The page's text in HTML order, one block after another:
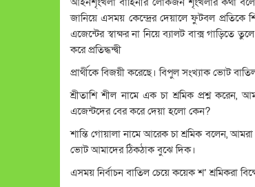
জানিয়ে এসময় কেন্দ্রের দেয়ালে ফুটবল
এজেন্টের স্বাক্ষর না নিয়ে ব্যালট বাক্স গাড়িতে
করে প্রতিদ্ধন্দ্বী
প্রার্থীকে বিজয়ী করেছে। বিপুল সংখ্যাক ভোট
শ্রীতাশি শীল নামে এক চা শ্রমিক প্রশ্ন
এজেন্টদের বের করে দেয়া হলো কেন?
শান্তি গোয়ালা নামে আরেক চা শ্রমিক বলেন,
ভোট আমাদের ঠিকঠাক বুঝে দিক।
এসময় নির্বাচন বাতিল চেয়ে কয়েক শ’ শ্রমিকরা